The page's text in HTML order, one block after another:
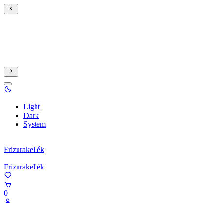
Light
Dark
System
Frizurakellék
Frizurakellék
0